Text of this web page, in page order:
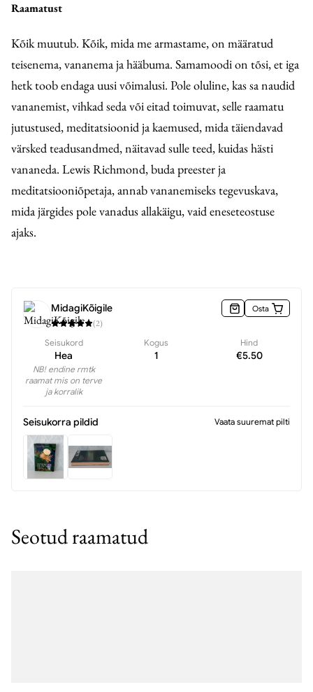
Raamatust
Kõik muutub. Kõik, mida me armastame, on määratud
teisenema, vananema ja hääbuma. Samamoodi on tõsi, et iga
hetk toob endaga uusi võimalusi. Pole oluline, kas sa naudid
vananemist, vihkad seda või eitad toimuvat, selle raamatu
jutustused, meditatsioonid ja kaemused, mida täiendavad
värsked teadusandmed, näitavad sulle teed, kuidas hästi
vananeda. Lewis Richmond, buda preester ja
meditatsiooniõpetaja, annab vananemiseks tegevuskava,
mida järgides pole vanadus allakäigu, vaid eneseteostuse
ajaks.
MidagiKõigile
(2)
Osta
Seisukord
Hea
NB! endine rmtk
raamat mis on terve
ja korralik
Kogus
1
Hind
€5.50
Seisukorra pildid Vaata suuremat pilti
Seotud raamatud